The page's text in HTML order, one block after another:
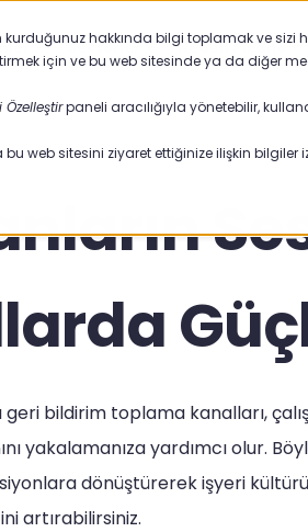
kurduğunuz hakkında bilgi toplamak ve
için ve bu web sitesinde ya da diğer
Özelleştirpaneli aracılığıyla yönetebilir,
web sitesini ziyaret ettiğinize ilişkin bilgiler
Sektörler Neden Pisano
geri bildirim toplama kanalları,
yakalamanıza yardımcı olur.
dönüştürerek işyeri
artırabilirsiniz.